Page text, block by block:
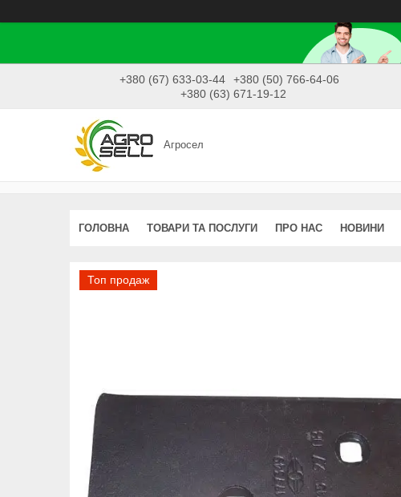
+380 (67) 633-03-44
+380 (50) 766-64-06
+380 (63) 671-19-12
Агросел
ГОЛОВНА ТОВАРИ ТА ПОСЛУГИ ПРО НАС НОВИНИ
Топ продаж